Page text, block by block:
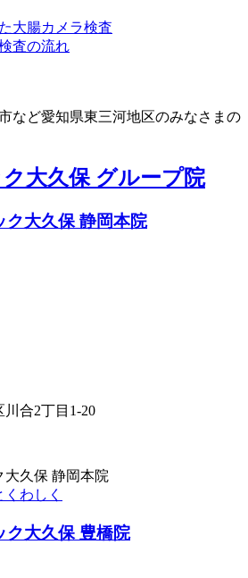
大腸カメラ検査
査の流れ
など愛知県東三河地区のみなさまの
合2丁目1-20
わしく